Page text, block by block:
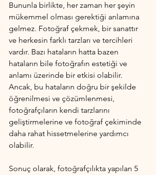
Bununla birlikte, her zaman her şeyin
mükemmel olması gerektiği anlamına
gelmez. Fotoğraf çekmek, bir sanattır
ve herkesin farklı tarzları ve tercihleri
vardır. Bazı hataların hatta bazen
hataların bile fotoğrafın estetiği ve
anlamı üzerinde bir etkisi olabilir.
Ancak, bu hataların doğru bir şekilde
öğrenilmesi ve çözümlenmesi,
fotoğrafçıların kendi tarzlarını
geliştirmelerine ve fotoğraf çekiminde
daha rahat hissetmelerine yardımcı
olabilir.
Sonuç olarak, fotoğrafçılıkta yapılan 5